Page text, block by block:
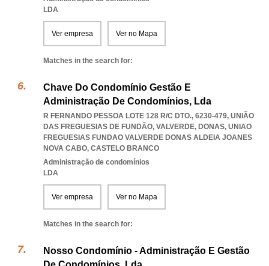
LDA
Ver empresa Ver no Mapa
Matches in the search for:
Chave Do Condomínio Gestão E
Administração De Condomínios, Lda
R FERNANDO PESSOA LOTE 128 R/C DTO., 6230-479, UNIÃO
DAS FREGUESIAS DE FUNDÃO, VALVERDE, DONAS, UNIAO
FREGUESIAS FUNDAO VALVERDE DONAS ALDEIA JOANES
NOVA CABO, CASTELO BRANCO
Administração de condomínios
LDA
Ver empresa Ver no Mapa
Matches in the search for:
Nosso Condomínio - Administração E Gestão